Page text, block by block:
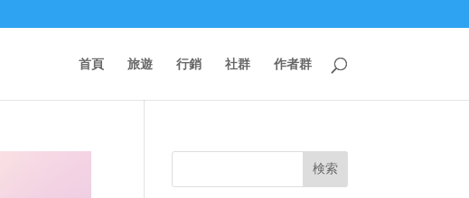
首頁 旅遊 行銷 社群 作者群
検索